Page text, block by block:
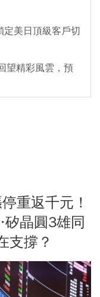
美日頂級客戶切
望精彩風雲，預
重返千元！
晶圓3雄同
支撐？